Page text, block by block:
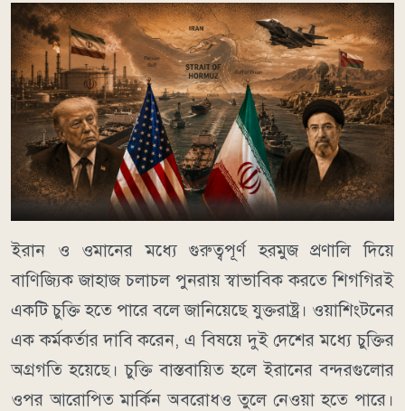
ইরান ও ওমানের মধ্যে গুরুত্বপূর্ণ হরমুজ প্রণালি দিয়ে
বাণিজ্যিক জাহাজ চলাচল পুনরায় স্বাভাবিক করতে শিগগিরই
একটি চুক্তি হতে পারে বলে জানিয়েছে যুক্তরাষ্ট্র। ওয়াশিংটনের
এক কর্মকর্তার দাবি করেন, এ বিষয়ে দুই দেশের মধ্যে চুক্তির
অগ্রগতি হয়েছে। চুক্তি বাস্তবায়িত হলে ইরানের বন্দরগুলোর
ওপর আরোপিত মার্কিন অবরোধও তুলে নেওয়া হতে পারে।